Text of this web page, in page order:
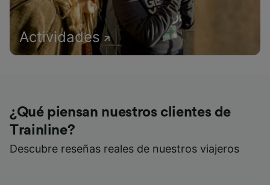
Actividades
¿Qué piensan nuestros clientes de
Trainline?
Descubre reseñas reales de nuestros viajeros